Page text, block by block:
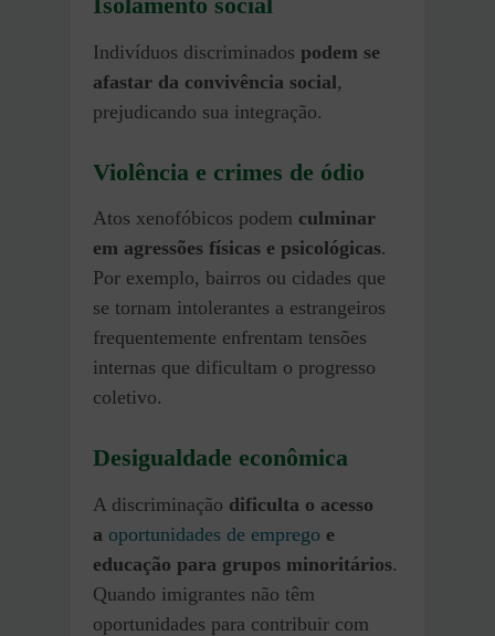
Indivíduos discriminados podem se
afastar da convivência social,
prejudicando sua integração.
Violência e crimes de ódio
Atos xenofóbicos podem culminar
em agressões físicas e psicológicas.
Por exemplo, bairros ou cidades que
se tornam intolerantes a estrangeiros
frequentemente enfrentam tensões
internas que dificultam o progresso
coletivo.
Desigualdade econômica
A discriminação dificulta o acesso
a oportunidades de emprego e
educação para grupos minoritários.
Quando imigrantes não têm
oportunidades para contribuir com